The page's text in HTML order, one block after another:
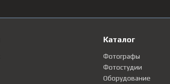
Каталог
Фотографы
Фотостудии
Оборудование